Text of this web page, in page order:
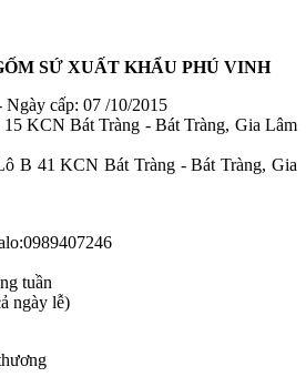
SỨ XUẤT KHẨU PHÚ VINH
cấp: 07 /10/2015
KCN Bát Tràng - Bát Tràng, Gia Lâm
B 41 KCN Bát Tràng - Bát Tràng, Gia
tuần
ngày lễ)​